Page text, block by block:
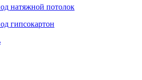
натяжной потолок
гипсокартон